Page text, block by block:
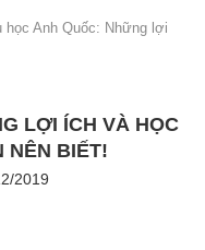
học Anh Quốc: Những lợi
LỢI ÍCH VÀ HỌC
NÊN BIẾT!
2019